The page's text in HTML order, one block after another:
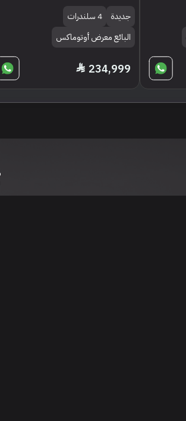
جديدة
4 سلندرات
البائع معرض أوتوماكس
234,999